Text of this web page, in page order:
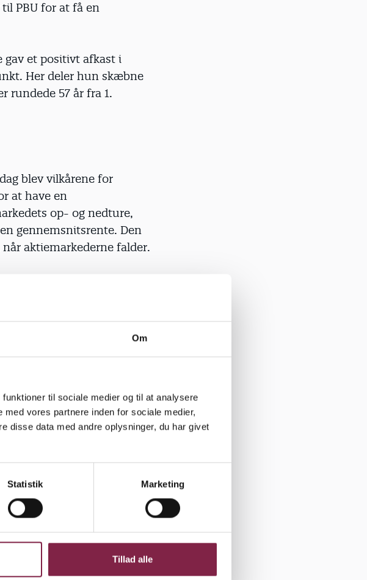
Om
til sociale medier og til at analysere
vores partnere inden for sociale medier,
disse data med andre oplysninger, du har givet
Statistik Marketing
Tillad alle
PBU for at få en
gav et positivt afkast i
Her deler hun skæbne
rundede 57 år fra 1.
blev vilkårene for
at have en
op- og nedture,
gennemsnitsrente. Den
aktiemarkederne falder.
fordi jeg er kommet
mere information om,
kvalificeret valg.
forstår godt, at det er for
Hvorfor skal de unge
nu hvis jeg blev ved,
i alle de år. Jeg kan